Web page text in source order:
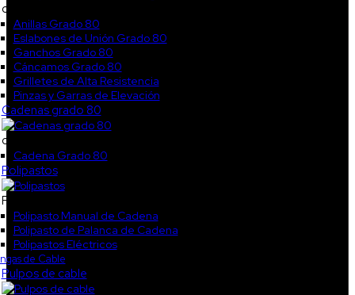
col2
Anillas Grado 80
Eslabones de Unión Grado 80
Ganchos Grado 80
Cáncamos Grado 80
Grilletes de Alta Resistencia
Pinzas y Garras de Elevación
Cadenas grado 80
cokl3
Cadena Grado 80
Polipastos
Polipastos
Polipasto Manual de Cadena
Polipasto de Palanca de Cadena
Polipastos Eléctricos
de Cable
Pulpos de cable